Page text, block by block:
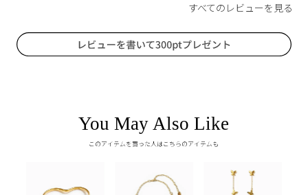
You May Also Like
このアイテムを買った人はこちらのアイテムも